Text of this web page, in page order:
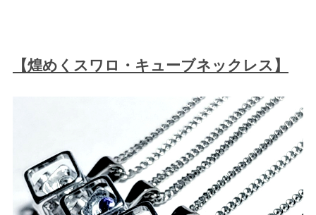
【煌めくスワロ・キューブネックレス】